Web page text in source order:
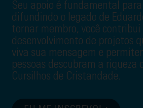
Seu apoio é fundamental
difundindo o legado de
tornar membro, você contribui
desenvolvimento de projetos
viva sua mensagem e
pessoas descubram a riqueza
Cursilhos de Cristandade.